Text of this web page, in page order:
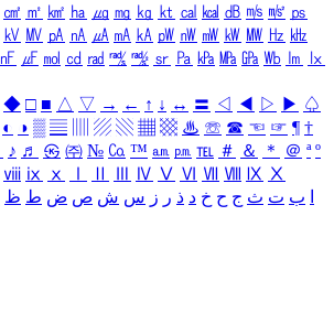
㎠ ㎡ ㎢ ㏊ ㎍ ㎎ ㎏ ㏏ ㎈ ㎉ ㏈ ㎧ ㎨ ㎰
㎸ ㎹ ㎀ ㎁ ㎂ ㎃ ㎄ ㎺ ㎻ ㎽ ㎾ ㎿ ㎐ ㎑
㎋ ㎌ ㏖ ㏅ ㎭ ㎮ ㎯ ㏛ ㎩ ㎪ ㎫ ㎬ ㏝ ㏐
㏓
◆ □ ■ △ ▽ → ← ↑ ↓ ↔ 〓 ◁ ◀ ▷ ▶ ♤
◐ ◑ ▒ ▤ ▨ ▧ ▦ ▩ ♨ ☏ ☎ ☜ ☞ ¶ †
♪ ♬ ㉿ ㈜ № ㏇ ™ ㏂ ㏘ ℡ ＃ ＆ ＊ ＠ ª º
ⅷ ⅸ ⅹ Ⅳ Ⅴ Ⅵ Ⅶ Ⅷ Ⅸ Ⅹ
ب ت ث ج ح خ د ذ ر ز س ش ص ض ط ظ